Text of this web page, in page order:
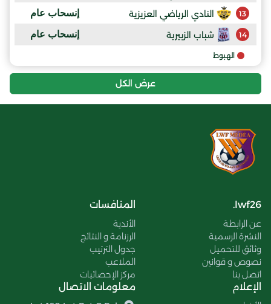
13 النادي الرياضي العزيزية إنسحاب عام
14 شباب الزبيرية إنسحاب عام
الهبوط
عرض الكل
lwf26.
عن الرابطة
النشرة الرسمية
وثائق للتحميل
نصوص و قوانين
اتصل بنا
المنافسات
الأندية
الرزنامة و النتائج
جدول الترتيب
الملاعب
مركز الإحصائيات
الإعلام معلومات الاتصال